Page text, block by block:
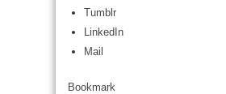
Tumblr
LinkedIn
Mail
Bookmark